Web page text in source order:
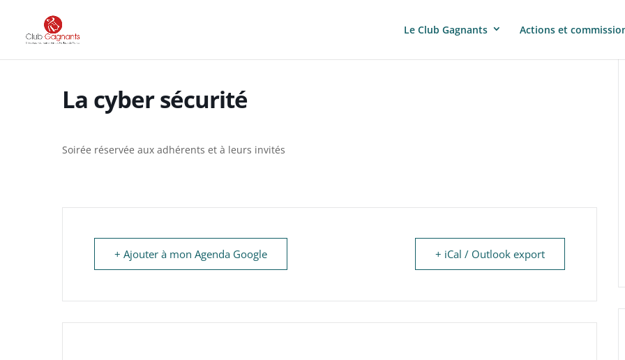
Le Club Gagnants Actions et
La cyber sécurité
Soirée réservée aux adhérents et à leurs invités
+ Ajouter à mon Agenda Google + iCal / Outlook export